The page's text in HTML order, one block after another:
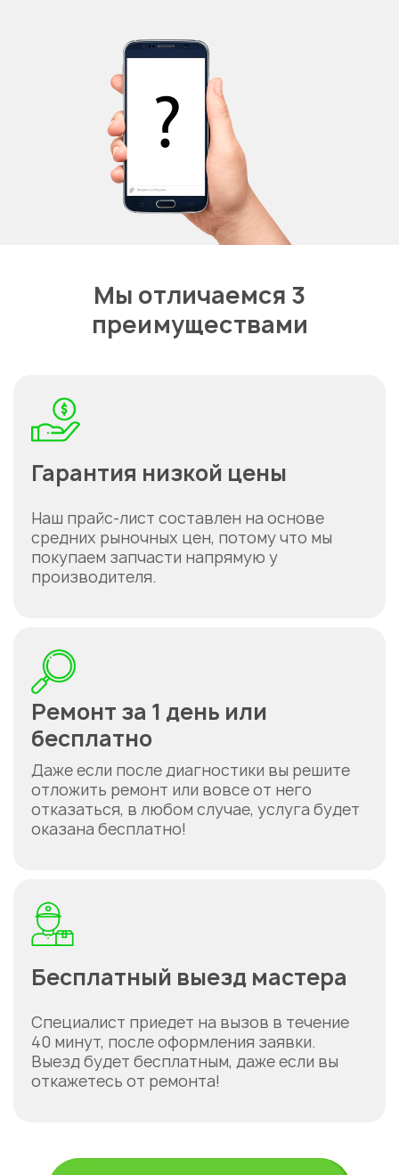
Мы отличаемся 3
преимуществами
Гарантия низкой цены
Наш прайс-лист составлен на основе
средних рыночных цен, потому что мы
покупаем запчасти напрямую у
производителя.
Ремонт за 1 день или
бесплатно
Даже если после диагностики вы решите
отложить ремонт или вовсе от него
отказаться, в любом случае, услуга будет
оказана бесплатно!
Бесплатный выезд мастера
Специалист приедет на вызов в течение
40 минут, после оформления заявки.
Выезд будет бесплатным, даже если вы
откажетесь от ремонта!